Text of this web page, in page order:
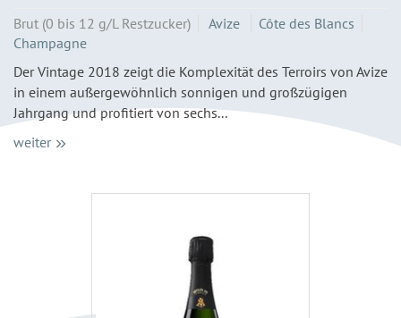
Brut (0 bis 12 g/L Restzucker) Avize
Côte des Blancs
Champagne
Der Vintage 2018 zeigt die Komplexität des Terroirs von Avize
in einem außergewöhnlich sonnigen und großzügigen
Jahrgang und profitiert von sechs...
weiter